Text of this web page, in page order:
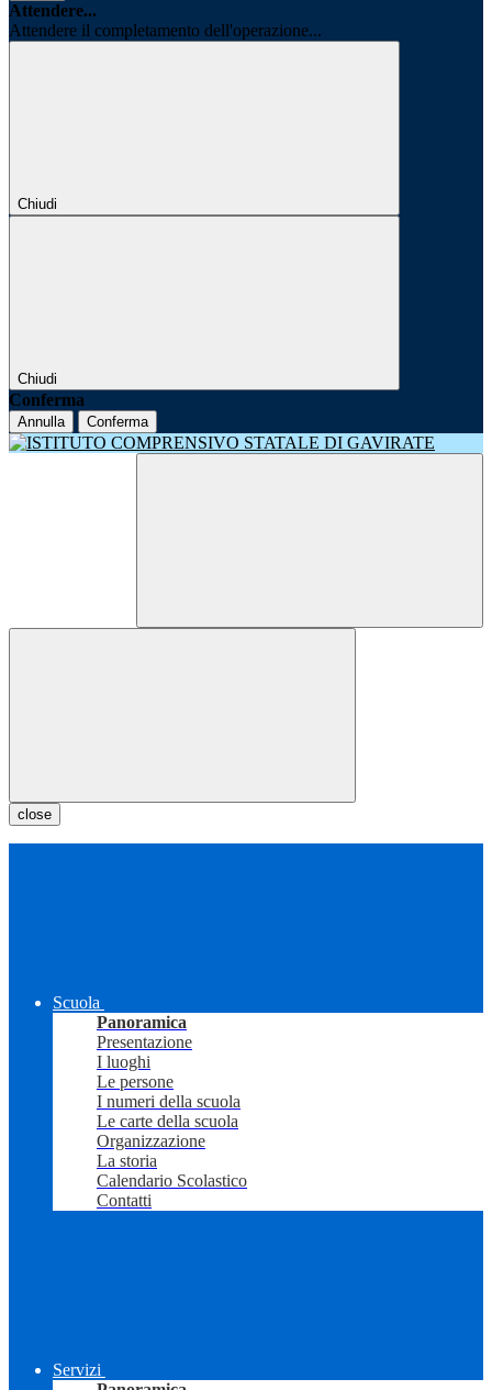
Attendere...
Attendere il completamento dell'operazione...
Chiudi
Chiudi
Conferma
Annulla Conferma
close
Scuola
Panoramica
Presentazione
I luoghi
Le persone
I numeri della scuola
Le carte della scuola
Organizzazione
La storia
Calendario Scolastico
Contatti
Servizi